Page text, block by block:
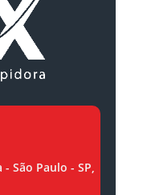
São Paulo - SP,